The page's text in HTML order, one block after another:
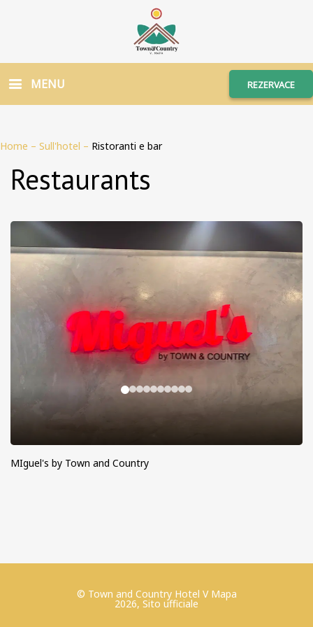
MENU REZERVACE
Home – Sull'hotel – Ristoranti e bar
Restaurants
MIguel's by Town and Country
© Town and Country Hotel V Mapa
2026, Sito ufficiale